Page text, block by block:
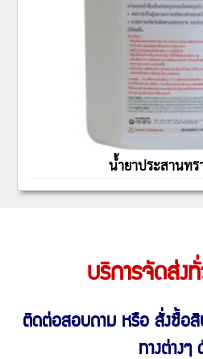
น้ำยาประสานทร
บริการจัดส่งทั่
ติดต่อสอบถาม หรือ สั่งซื้อสิ
ทางต่างๆ